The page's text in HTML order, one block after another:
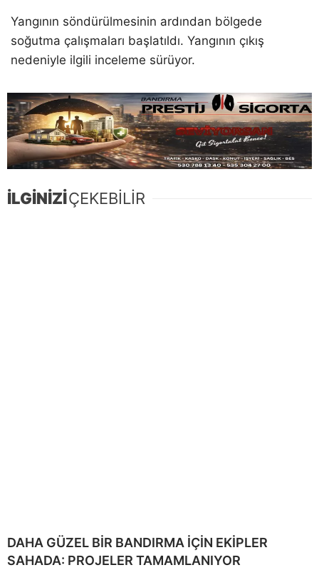
Yangının söndürülmesinin ardından bölgede
soğutma çalışmaları başlatıldı. Yangının çıkış
nedeniyle ilgili inceleme sürüyor.
İLGİNİZİÇEKEBİLİR
DAHA GÜZEL BİR BANDIRMA İÇİN EKİPLER
SAHADA: PROJELER TAMAMLANIYOR